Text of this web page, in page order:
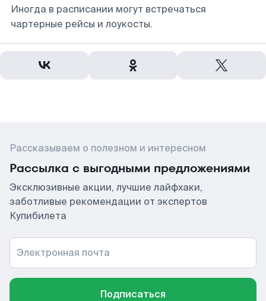
Иногда в расписании могут встречаться
чартерные рейсы и лоукосты.
Рассказываем о полезном и интересном
Рассылка с выгодными предложениями
Эксклюзивные акции, лучшие лайфхаки,
заботливые рекомендации от экспертов
Купибилета
Электронная почта
Подписаться